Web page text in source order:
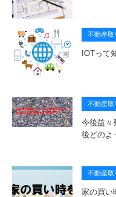
不動産取
IOTって
不動産取
今後益々
後どのよ
不動産取
家の買い